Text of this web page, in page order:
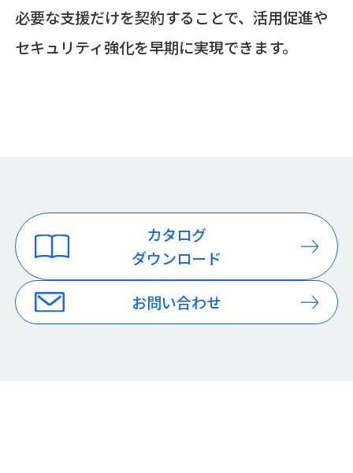
必要な支援だけを契約することで、活用促進や
セキュリティ強化を早期に実現できます。
カタログ
ダウンロード
お問い合わせ